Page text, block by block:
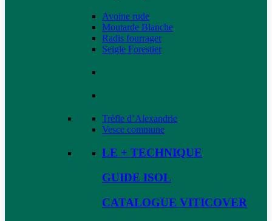
Avoine rude
Moutarde Blanche
Radis fourrager
Seigle Forestier
Trèfle d’Alexandrie
Vesce commune
LE + TECHNIQUE
GUIDE ISOL
CATALOGUE VITICOVER